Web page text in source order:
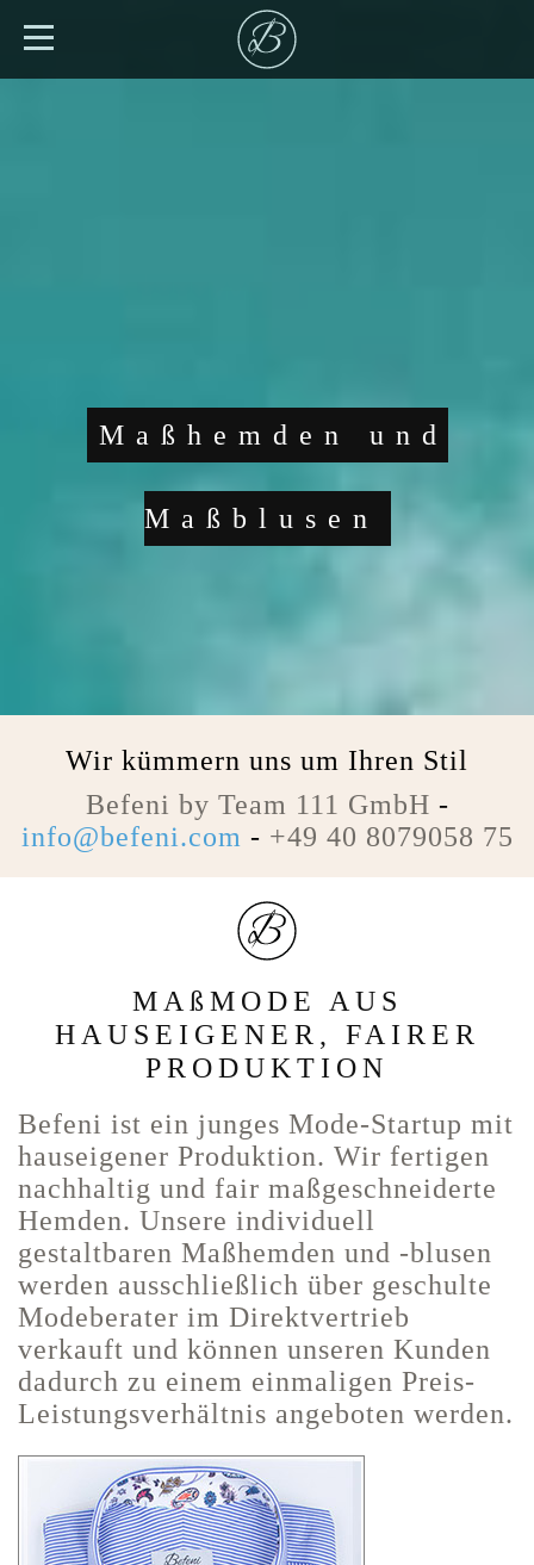
Maßhemden und
Maßblusen
Wir kümmern uns um Ihren Stil
Befeni by Team 111 GmbH -
info@befeni.com - +49 40 8079058 75
MAßMODE AUS
HAUSEIGENER, FAIRER
PRODUKTION
Befeni ist ein junges Mode-Startup mit
hauseigener Produktion. Wir fertigen
nachhaltig und fair maßgeschneiderte
Hemden. Unsere individuell
gestaltbaren Maßhemden und -blusen
werden ausschließlich über geschulte
Modeberater im Direktvertrieb
verkauft und können unseren Kunden
dadurch zu einem einmaligen Preis-
Leistungsverhältnis angeboten werden.